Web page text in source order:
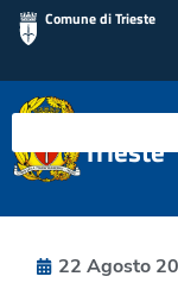
Comune di Trieste
Polizia
Trieste
22 Agosto